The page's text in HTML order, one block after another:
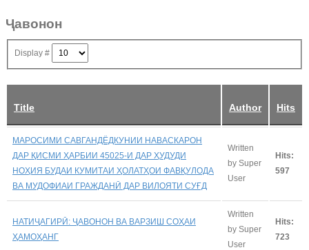
Ҷавонон
Display #
Title Author Hits
МАРОСИМИ САВГАНДЁДКУНИИ НАВАСКАРОН
ДАР ҚИСМИ ҲАРБИИ 45025-И ДАР ҲУДУДИ
НОҲИЯ БУДАИ КУМИТАИ ҲОЛАТҲОИ ФАВҚУЛОДА
ВА МУДОФИАИ ГРАЖДАНӢ ДАР ВИЛОЯТИ СУҒД
Written
by Super
User
Hits:
597
НАТИҶАГИРӢ: ҶАВОНОН ВА ВАРЗИШ СОҲАИ
ҲАМОҲАНГ
Written
by Super
User
Hits:
723